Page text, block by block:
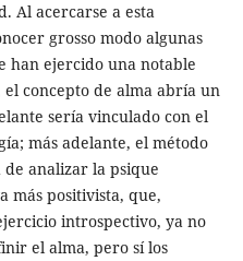
Al acercarse a esta
grosso modo algunas
han ejercido una notable
concepto de alma abría un
sería vinculado con el
más adelante, el método
analizar la psique
más positivista, que,
introspectivo, ya no
el alma, pero sí los